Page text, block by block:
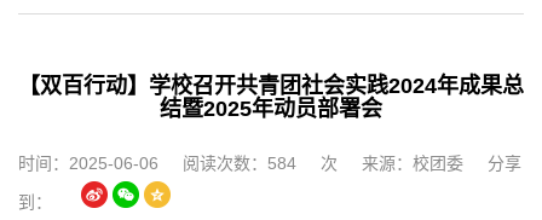
【双百行动】学校召开共青团社会实践2024年成果总
结暨2025年动员部署会
时间：2025-06-06 阅读次数： 584 次 来源：校团委
分享
到：